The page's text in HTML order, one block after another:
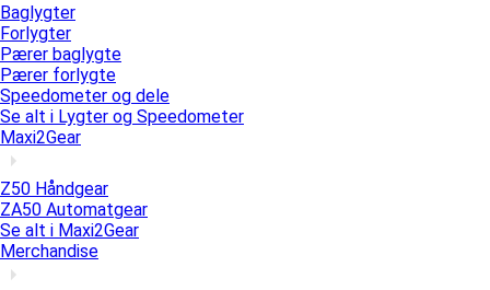
Baglygter
Forlygter
Pærer baglygte
Pærer forlygte
Speedometer og dele
Se alt i Lygter og Speedometer
Maxi2Gear
Z50 Håndgear
ZA50 Automatgear
Se alt i Maxi2Gear
Merchandise